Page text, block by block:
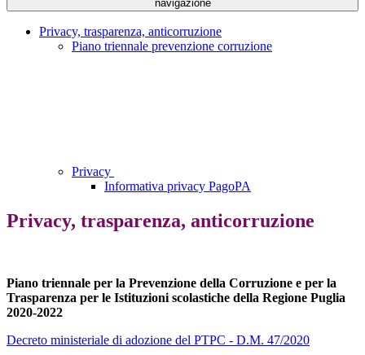
navigazione
Privacy, trasparenza, anticorruzione
Piano triennale prevenzione corruzione
Privacy
Informativa privacy PagoPA
Privacy, trasparenza, anticorruzione
Piano triennale per la Prevenzione della Corruzione e per la
Trasparenza per le Istituzioni scolastiche della Regione Puglia
2020-2022
Decreto ministeriale di adozione del PTPC - D.M. 47/2020